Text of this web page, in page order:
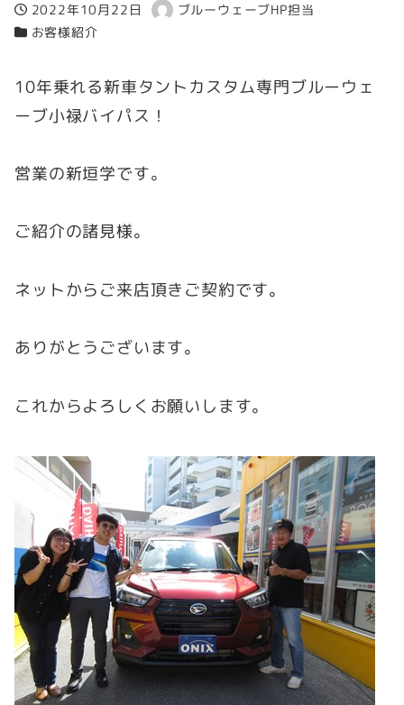
投稿日
2022年10月22日
著
ブルーウェーブHP担当
カテゴリー
お客様紹介
10年乗れる新車タントカスタム専門ブルーウェ
ーブ小禄バイパス！
営業の新垣学です。
ご紹介の諸見様。
ネットからご来店頂きご契約です。
ありがとうございます。
これからよろしくお願いします。